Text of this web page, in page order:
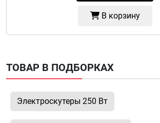
В корзину
ТОВАР В ПОДБОРКАХ
Электроскутеры 250 Вт